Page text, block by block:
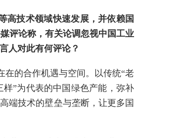
高技术领域快速发展，并依赖国
评论称，有关论调忽视中国工业
人对此有何评论？
在的合作机遇与空间。以传统“老
”为代表的中国绿色产能，弥补
端技术的壁垒与垄断，让更多国